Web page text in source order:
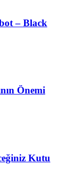
– Black
Önemi
Kutu